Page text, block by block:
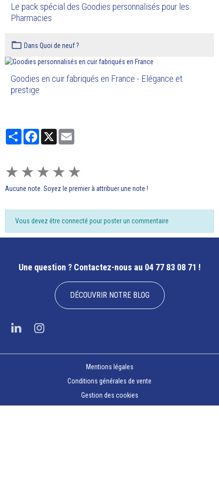
Le pack spécial des Goodies personnalisés pour les
Pharmacies
Dans Quoi de neuf ?
Goodies en cuir fabriqués en France - Elégance et
prestige
PartagerFacebook
X
★ ★ ★ ★ ★
Aucune note. Soyez le premier à attribuer une note !
Vous devez être connecté pour poster un commentaire
Une question ? Contactez-nous au 04 77 83 08 71 !
DÉCOUVRIR NOTRE BLOG
Mentions légales
Conditions générales de vente
Gestion des cookies